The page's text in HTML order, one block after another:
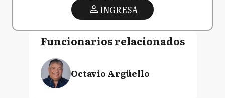
INGRESA
Funcionarios relacionados
Octavio Argüello